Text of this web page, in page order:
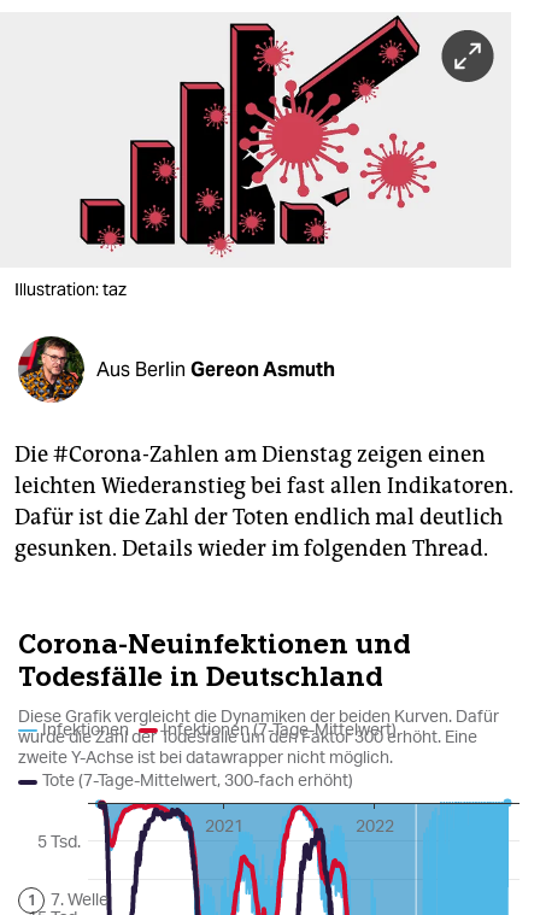
verlag
veranstaltungen
shop
fragen & hilfe
abo
genossenschaft
Illustration: taz
Aus Berlin Gereon Asmuth
Die #Corona-Zahlen am Dienstag zeigen einen
leichten Wiederanstieg bei fast allen Indikatoren.
Dafür ist die Zahl der Toten endlich mal deutlich
gesunken. Details wieder im folgenden Thread.